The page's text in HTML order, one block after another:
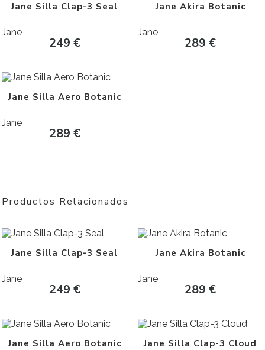
Jane Silla Clap-3 Seal
Jane
249 €
Jane Akira Botanic
Jane
289€
Jane Silla Aero Botanic
Jane
289 €
Productos Relacionados
Jane Silla Clap-3 Seal
Jane
249 €
Jane Akira Botanic
Jane
289€
Jane Silla Aero Botanic Jane Silla Clap-3 Cloud